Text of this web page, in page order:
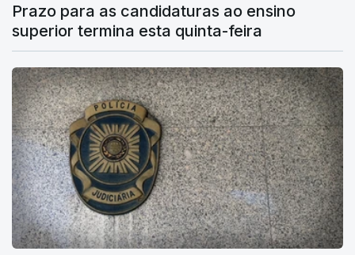
Prazo para as candidaturas ao ensino
superior termina esta quinta-feira